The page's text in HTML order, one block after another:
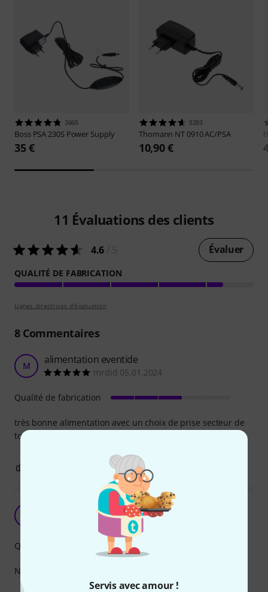
Servis avec amour !
3665
Boss PSA 230S Power Supply
35 €
5293
Thomann NT 0910 AC/PSA
10,90 €
11 Évaluations des clients
4.6 Évaluer
QUALITÉ DE FABRICATION
Lignes directrices d'évaluation
8Commentaires
M alimentation eventide
mrdid 05.01.2024
très bonne alimentation avec un choix de prise secteur de
tous les pays
Qualité de fabrication
SIGNALER L'ÉVALUATION
Jackodeo69 31.03.2026
Ne marche pas Article à fuir
Qualité de fabrication